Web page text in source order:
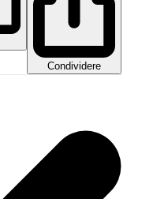
Condividere